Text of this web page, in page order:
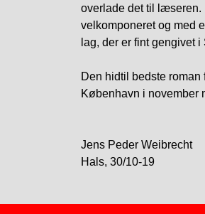
overlade det til
velkomponeret og med
lag, der er fint gengivet
Den hidtil bedste
København i november
Jens Peder Weibrecht
Hals, 30/10-19